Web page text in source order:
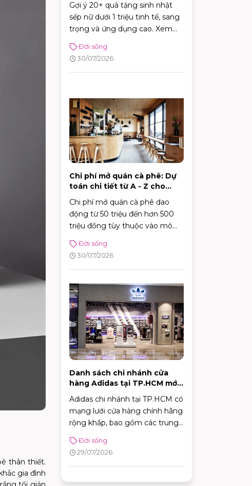
thân thiết.
gia đình
Gợi ý 20+ quà tặng sinh nhật
sếp nữ dưới 1 triệu tinh tế, sang
trọng và ứng dụng cao. Xem
tuyệt đối với sếp!
Đời sống
30/07/2026
Chi phí mở quán cà phê: Dự
toán chi tiết từ A - Z cho
Chi phí mở quán cà phê dao
động từ 50 triệu đến hơn 500
triệu đồng tùy thuộc vào mô
tiện lợi đến những không gian
sân vườn quy mô.
Đời sống
30/07/2026
Danh sách chi nhánh cửa
hàng Adidas tại TP.HCM mới
Adidas chi nhánh tại TP.HCM có
mạng lưới cửa hàng chính hãng
rộng khắp, bao gồm các trung
cửa hàng chuyên dòng thời
trang đường phố, đồ thể thao
sự đa dạng về mô hình và vị trí
Đời sống
29/07/2026